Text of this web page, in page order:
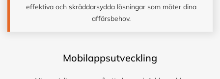
effektiva och skräddarsydda lösningar som möter dina
affärsbehov.
Mobilappsutveckling